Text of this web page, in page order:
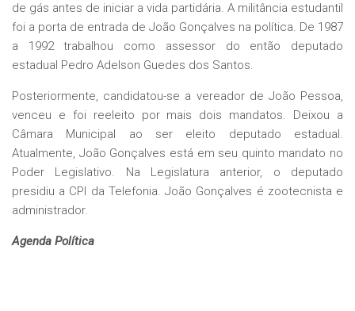
de gás antes de iniciar a vida partidária. A militância estudantil
foi a porta de entrada de João Gonçalves na política. De 1987
a 1992 trabalhou como assessor do então deputado
estadual Pedro Adelson Guedes dos Santos.
Posteriormente, candidatou-se a vereador de João Pessoa,
venceu e foi reeleito por mais dois mandatos. Deixou a
Câmara Municipal ao ser eleito deputado estadual.
Atualmente, João Gonçalves está em seu quinto mandato no
Poder Legislativo. Na Legislatura anterior, o deputado
presidiu a CPI da Telefonia. João Gonçalves é zootecnista e
administrador.
Agenda Política